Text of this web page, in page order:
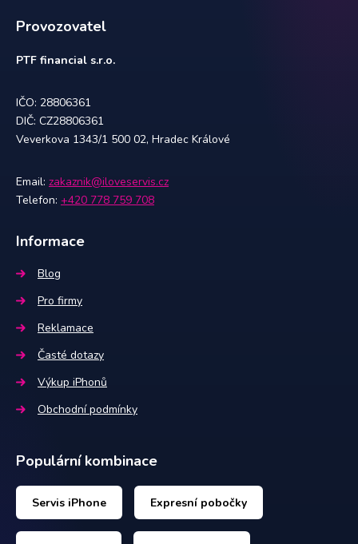
Provozovatel
PTF financial s.r.o.
IČO: 28806361
DIČ: CZ28806361
Veverkova 1343/1 500 02, Hradec Králové
Email: zakaznik@iloveservis.cz
Telefon: +420 778 759 708
Informace
Blog
Pro firmy
Reklamace
Časté dotazy
Výkup iPhonů
Obchodní podmínky
Populární kombinace
Servis iPhone Expresní pobočky